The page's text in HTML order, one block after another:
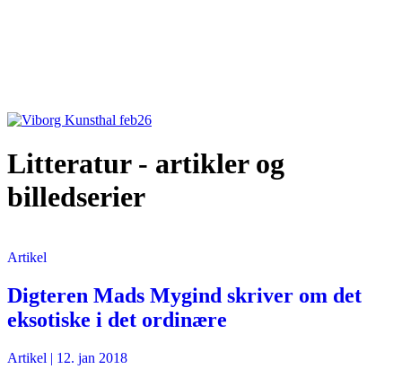
Litteratur - artikler og
billedserier
Artikel
Digteren Mads Mygind skriver om det
eksotiske i det ordinære
Artikel | 12. jan 2018